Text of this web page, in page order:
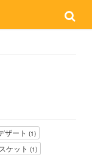
ザート (1)
ケット (1)